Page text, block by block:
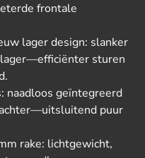
frontale
lager design: slanker
sturen
naadloos geïntegreerd
puur
rake: lichtgewicht,